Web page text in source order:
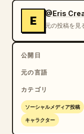
視聴者が見ている
ある。
は画面内に描写しな
画面手前には実写
日本人女子高校生。
E
@Eris
元の投稿を見
公開日
元の言語
カテゴリ
ソーシャルメディア投稿
キャラクター